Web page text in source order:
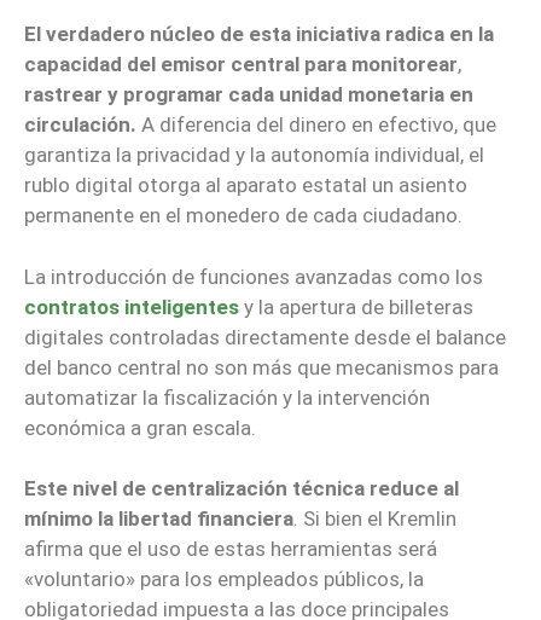
El verdadero núcleo de esta iniciativa radica en la
capacidad del emisor central para monitorear,
rastrear y programar cada unidad monetaria en
circulación. A diferencia del dinero en efectivo, que
garantiza la privacidad y la autonomía individual, el
rublo digital otorga al aparato estatal un asiento
permanente en el monedero de cada ciudadano.
La introducción de funciones avanzadas como los
contratos inteligentes y la apertura de billeteras
digitales controladas directamente desde el balance
del banco central no son más que mecanismos para
automatizar la fiscalización y la intervención
económica a gran escala.
Este nivel de centralización técnica reduce al
mínimo la libertad financiera. Si bien el Kremlin
afirma que el uso de estas herramientas será
«voluntario» para los empleados públicos, la
obligatoriedad impuesta a las doce principales